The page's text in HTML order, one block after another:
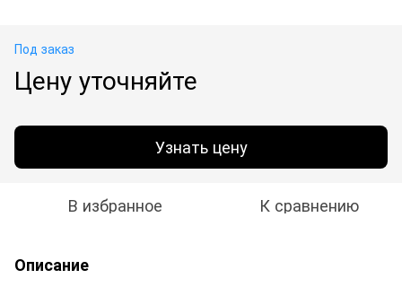
Под заказ
Цену уточняйте
Узнать цену
В избранное К сравнению
Описание